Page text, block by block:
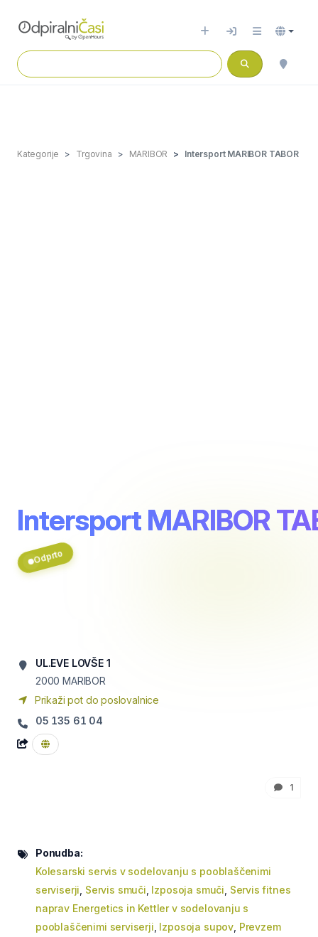
Kategorije Trgovina MARIBOR Intersport MARIBOR TABOR
Intersport MARIBOR
Odprto
UL.EVE LOVŠE 1
2000 MARIBOR
Prikaži pot do poslovalnice
05 135 61 04
1
Ponudba:
Kolesarski servis v sodelovanju s pooblaščenimi
serviserji Servis smuči Izposoja smuči Servis fitnes
naprav Energetics in Kettler v sodelovanju s
pooblaščenimi serviserji Izposoja supov Prevzem